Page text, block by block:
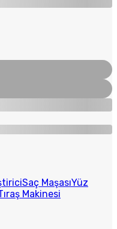
Saç MaşasıYüz
Makinesi